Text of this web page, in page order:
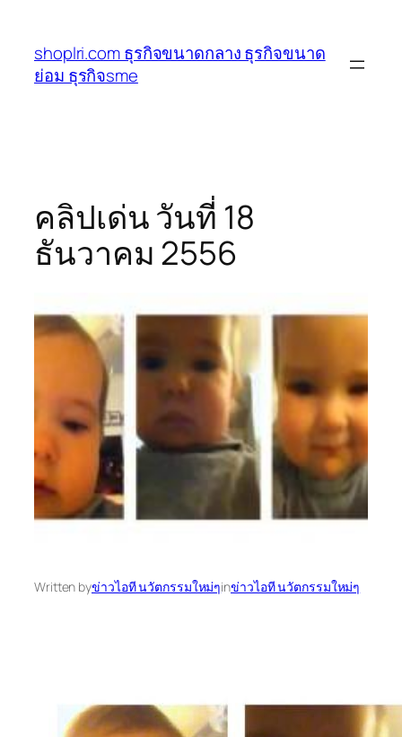
เนื้อหา
shoplri.com ธุรกิจขนาดกลาง ธุรกิจขนาด
ย่อม ธุรกิจsme
คลิปเด่น วันที่ 18
ธันวาคม 2556
Written byข่าวไอที นวัตกรรมใหม่ๆinข่าวไอที นวัตกรรมใหม่ๆ